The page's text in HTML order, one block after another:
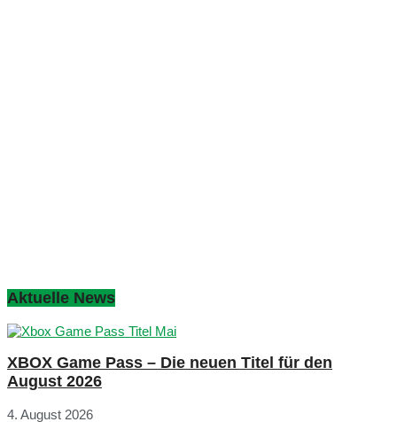
Aktuelle News
XBOX Game Pass – Die neuen Titel für den
August 2026
4. August 2026